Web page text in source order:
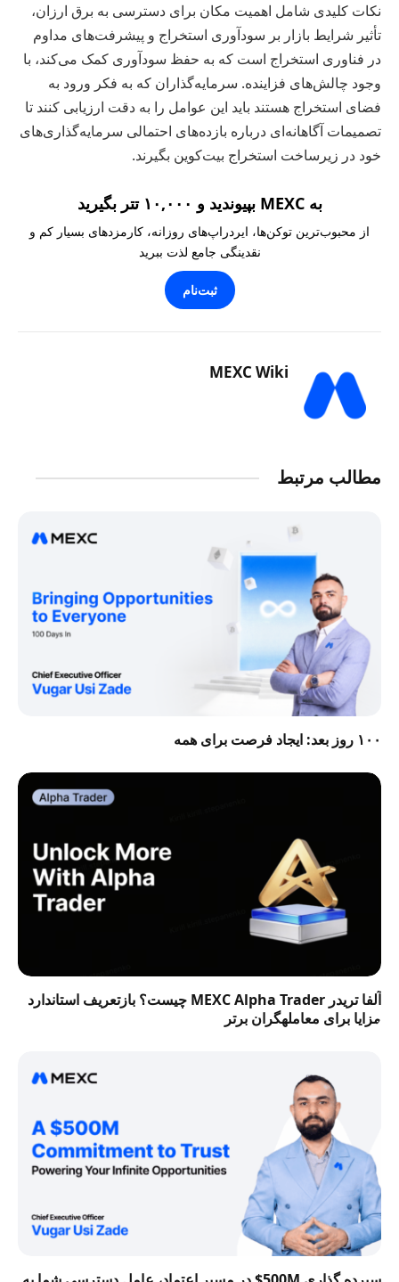
نکات کلیدی شامل اهمیت مکان برای دسترسی به برق ارزان،
تأثیر شرایط بازار بر سودآوری استخراج و پیشرفت‌های مداوم
در فناوری استخراج است که به حفظ سودآوری کمک می‌کند، با
وجود چالش‌های فزاینده. سرمایه‌گذاران که به فکر ورود به
فضای استخراج هستند باید این عوامل را به دقت ارزیابی کنند تا
تصمیمات آگاهانه‌ای درباره بازده‌های احتمالی سرمایه‌گذاری‌های
خود در زیرساخت استخراج بیت‌کوین بگیرند.
به MEXC بپیوندید و ۱۰,۰۰۰ تتر بگیرید
از محبوب‌ترین توکن‌ها، ایردراپ‌های روزانه، کارمزدهای بسیار کم و
نقدینگی جامع لذت ببرید
ثبت‌نام
MEXC Wiki
مطالب مرتبط
۱۰۰ روز بعد: ایجاد فرصت برای همه
آلفا تریدر MEXC Alpha Trader چیست؟ بازتعریف استاندارد
مزایا برای معاملهگران برتر